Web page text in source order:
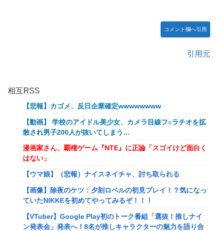
コメント欄へ引用
引用元
相互RSS
【悲報】カゴメ、反日企業確定wwwwwwww
【動画】 学校のアイドル美少女、カメラ目線フ○ラチオを拡
散され男子200人が抜いてしまう…
漫画家さん、覇権ゲーム『NTE』に正論「スゴイけど面白く
はない」
【ウマ娘】（悲報）ナイスネイチャ、討ち取られる
【画像】除夜のケツ：夕刻ロベルの初見プレイ！？気になっ
ていたNIKKEを初めてやってみるぞ！！！
【VTuber】Google Play初のトーク番組「選抜！推しナイ
ン発表会」発表へ！8名が推しキャラクターの魅力を語り合